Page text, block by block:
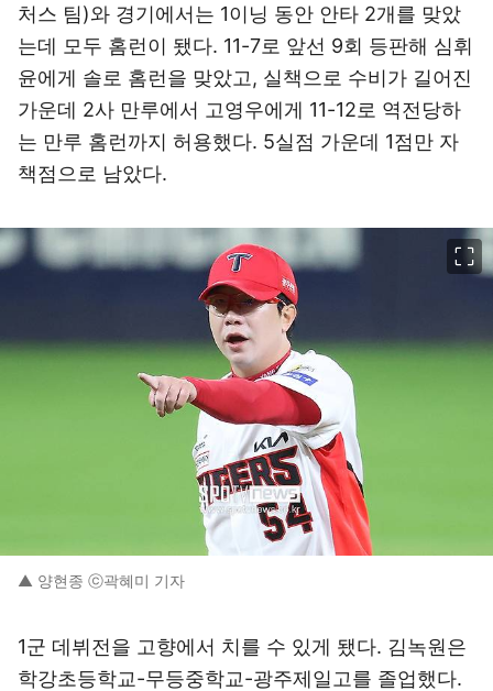
처스 팀)와 경기에서는 1이닝 동안 안타 2개를 맞았
는데 모두 홈런이 됐다. 11-7로 앞선 9회 등판해 심휘
윤에게 솔로 홈런을 맞았고, 실책으로 수비가 길어진
가운데 2사 만루에서 고영우에게 11-12로 역전당하
는 만루 홈런까지 허용했다. 5실점 가운데 1점만 자
책점으로 남았다.
▲ 양현종 ⓒ곽혜미 기자
1군 데뷔전을 고향에서 치를 수 있게 됐다. 김녹원은
학강초등학교-무등중학교-광주제일고를 졸업했다.